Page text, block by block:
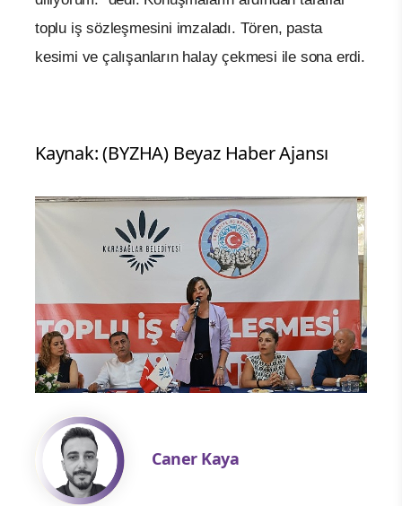
toplu iş sözleşmesini imzaladı. Tören, pasta
kesimi ve çalışanların halay çekmesi ile sona erdi.
Kaynak: (BYZHA) Beyaz Haber Ajansı
Caner Kaya